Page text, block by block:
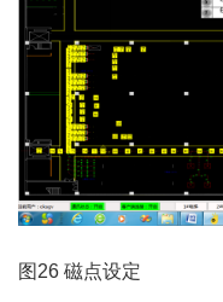
图26 磁点设定